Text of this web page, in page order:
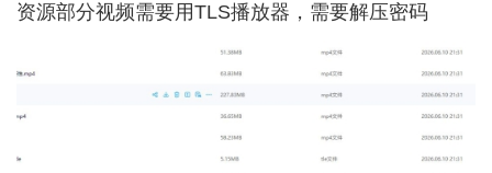
资源部分视频需要用TLS播放器，需要解压密码